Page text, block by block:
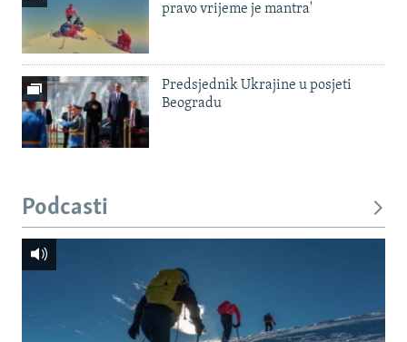
pravo vrijeme je mantra'
Predsjednik Ukrajine u posjeti
Beogradu
Podcasti